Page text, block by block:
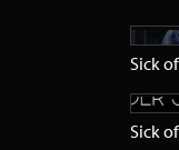
Sick
Sick